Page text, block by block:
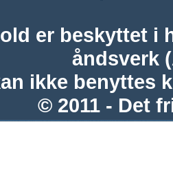
er beskyttet i
åndsverk
ikke benyttes
© 2011 - Det